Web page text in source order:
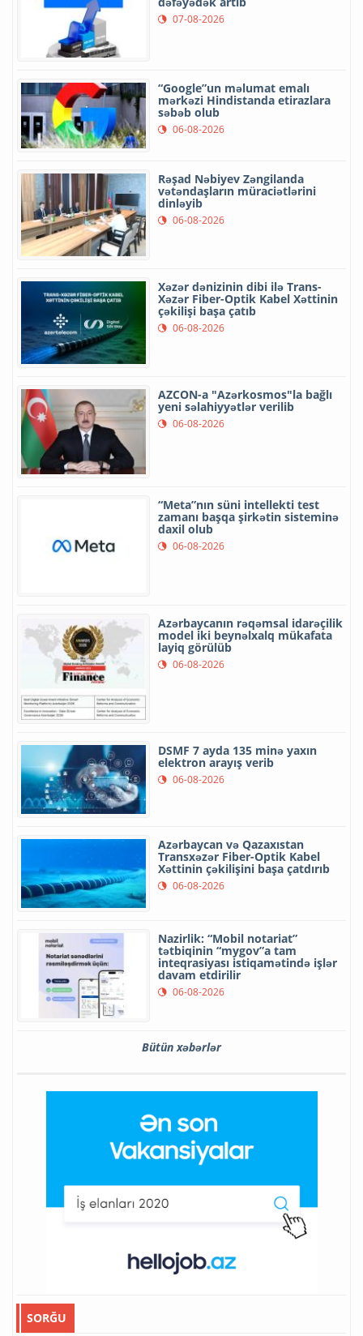
07-08-2026
“Google”un məlumat emalı
mərkəzi Hindistanda etirazlara
səbəb olub
06-08-2026
Rəşad Nəbiyev Zəngilanda
vətəndaşların müraciətlərini
dinləyib
06-08-2026
Xəzər dənizinin dibi ilə Trans-
Xəzər Fiber-Optik Kabel Xəttinin
çəkilişi başa çatıb
06-08-2026
AZCON-a "Azərkosmos"la bağlı
yeni səlahiyyətlər verilib
06-08-2026
“Meta”nın süni intellekti test
zamanı başqa şirkətin sisteminə
daxil olub
06-08-2026
Azərbaycanın rəqəmsal idarəçilik
model iki beynəlxalq mükafata
layiq görülüb
06-08-2026
DSMF 7 ayda 135 minə yaxın
elektron arayış verib
06-08-2026
Azərbaycan və Qazaxıstan
Transxəzər Fiber-Optik Kabel
Xəttinin çəkilişini başa çatdırıb
06-08-2026
Nazirlik: “Mobil notariat”
tətbiqinin “mygov”a tam
inteqrasiyası istiqamətində işlər
davam etdirilir
06-08-2026
Bütün xəbərlər
SORĞU